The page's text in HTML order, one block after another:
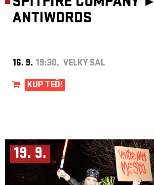
ANTIWORDS
16. 9. 19:30, VELKÝ SÁL
KUP TEĎ!
19. 9.